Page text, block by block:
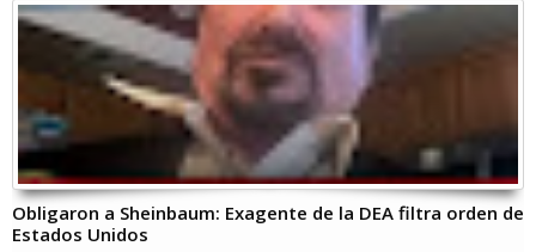
Obligaron a Sheinbaum: Exagente de la DEA filtra orden de
Estados Unidos